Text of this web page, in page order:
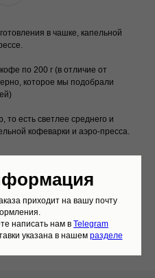
приходит на вашу почту
написать нам в Telegram
указана в нашем разделе
в чашке, капельной
по 200 г (в отличие от
которое мы подобрали
есть светлее среднего и
кофеварки и аэро-пресса.